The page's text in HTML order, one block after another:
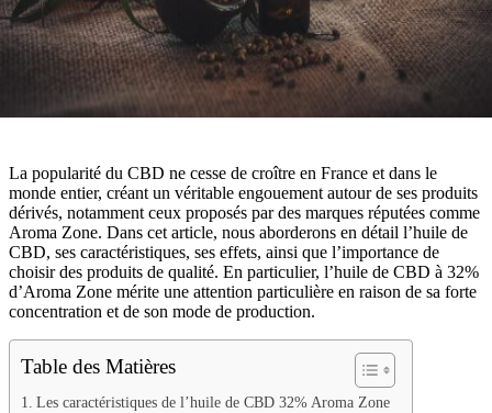
La popularité du CBD ne cesse de croître en France et dans le
monde entier, créant un véritable engouement autour de ses produits
dérivés, notamment ceux proposés par des marques réputées comme
Aroma Zone. Dans cet article, nous aborderons en détail l’huile de
CBD, ses caractéristiques, ses effets, ainsi que l’importance de
choisir des produits de qualité. En particulier, l’huile de CBD à 32%
d’Aroma Zone mérite une attention particulière en raison de sa forte
concentration et de son mode de production.
Table des Matières
Les caractéristiques de l’huile de CBD 32% Aroma Zone